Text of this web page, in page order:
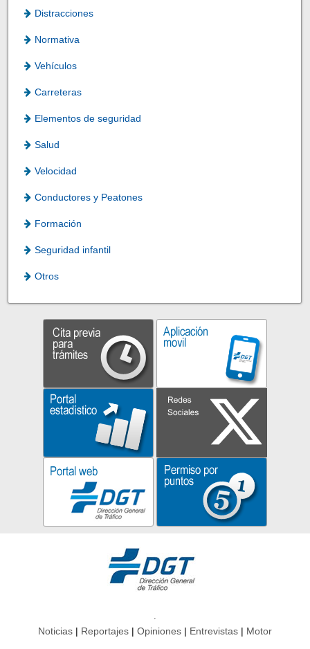
Distracciones
Normativa
Vehículos
Carreteras
Elementos de seguridad
Salud
Velocidad
Conductores y Peatones
Formación
Seguridad infantil
Otros
Noticias Reportajes Opiniones Entrevistas Motor